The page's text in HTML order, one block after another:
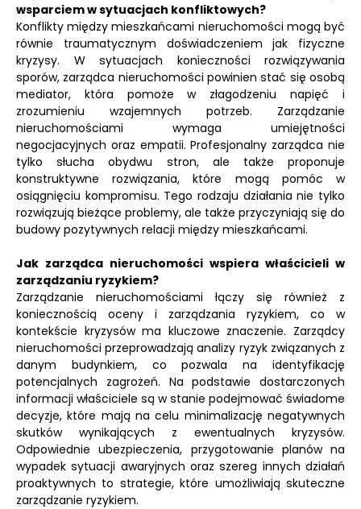
wsparciem w sytuacjach konfliktowych?
Konflikty między mieszkańcami nieruchomości mogą być
równie traumatycznym doświadczeniem jak fizyczne
kryzysy. W sytuacjach konieczności rozwiązywania
sporów, zarządca nieruchomości powinien stać się osobą
mediator, która pomoże w złagodzeniu napięć i
zrozumieniu wzajemnych potrzeb. Zarządzanie
nieruchomościami wymaga umiejętności
negocjacyjnych oraz empatii. Profesjonalny zarządca nie
tylko słucha obydwu stron, ale także proponuje
konstruktywne rozwiązania, które mogą pomóc w
osiągnięciu kompromisu. Tego rodzaju działania nie tylko
rozwiązują bieżące problemy, ale także przyczyniają się do
budowy pozytywnych relacji między mieszkańcami.
Jak zarządca nieruchomości wspiera właścicieli w
zarządzaniu ryzykiem?
Zarządzanie nieruchomościami łączy się również z
koniecznością oceny i zarządzania ryzykiem, co w
kontekście kryzysów ma kluczowe znaczenie. Zarządcy
nieruchomości przeprowadzają analizy ryzyk związanych z
danym budynkiem, co pozwala na identyfikację
potencjalnych zagrożeń. Na podstawie dostarczonych
informacji właściciele są w stanie podejmować świadome
decyzje, które mają na celu minimalizację negatywnych
skutków wynikających z ewentualnych kryzysów.
Odpowiednie ubezpieczenia, przygotowanie planów na
wypadek sytuacji awaryjnych oraz szereg innych działań
proaktywnych to strategie, które umożliwiają skuteczne
zarządzanie ryzykiem.